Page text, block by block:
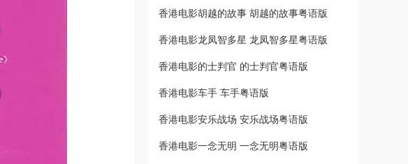
香港电影胡越的故事 胡越的故事粤语版
香港电影龙凤智多星 龙凤智多星粤语版
香港电影的士判官 的士判官粤语版
香港电影车手 车手粤语版
香港电影安乐战场 安乐战场粤语版
香港电影一念无明 一念无明粤语版